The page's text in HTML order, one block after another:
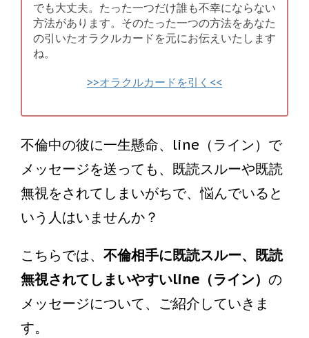
でも大丈夫。たった一つだけ誰も不幸にならない
方法があります。そのたった一つの方法をあなた
の引いたオラクルカードを元にお伝えいたします
ね。
>>オラクルカードを引く<<
不倫中の彼に一生懸命、line（ライン）で
メッセージを送っても、既読スルーや既読
無視をされてしまいがちで、悩んでいると
いう人はいませんか？
こちらでは、 不倫相手に既読スルー、既読
無視されてしまいやすいline（ライン） の
メッセージについて、ご紹介していきま
す。